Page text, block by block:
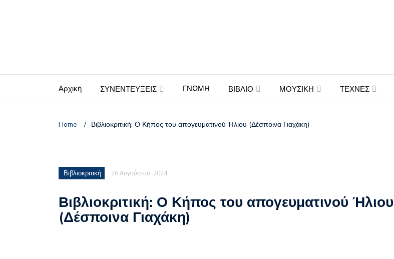
Πέθανε ο σπουδαίος τραγουδιστής Λάκης Χαλκιάς
Αρχική ΣΥΝΕΝΤΕΥΞΕΙΣ ΓΝΩΜΗ ΒΙΒΛΙΟ ΜΟΥΣΙΚΗ ΤΕΧΝΕΣ
Home / Βιβλιοκριτική: Ο Κήπος του απογευματινού Ήλιου (Δέσποινα Γιαχάκη)
Βιβλιοκριτική 26 Αυγούστου, 2024
Βιβλιοκριτική: Ο Κήπος του απογευματινού Ήλιου
(Δέσποινα Γιαχάκη)